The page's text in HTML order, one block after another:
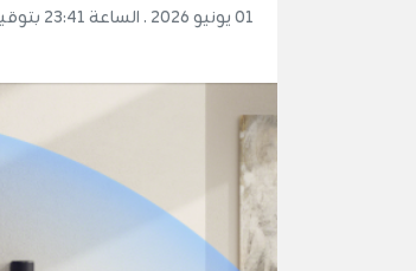
01 يونيو 2026 . الساعة 23:41 بتوقيت مسقط